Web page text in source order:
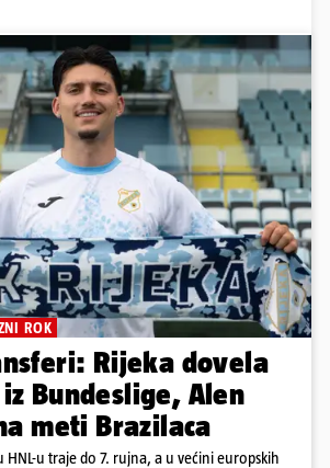
ROK
Rijeka dovela
Bundeslige, Alen
meti Brazilaca
HNL-u traje do 7. rujna, a u većini europskih